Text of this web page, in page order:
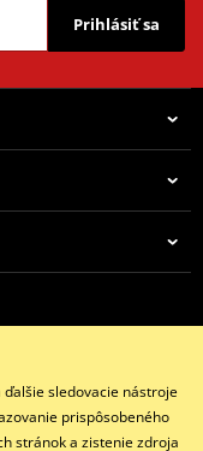
Prihlásiť sa
ZATVORENÉ
ďalšie sledovacie nástroje
prispôsobeného
stránok a zistenie zdroja